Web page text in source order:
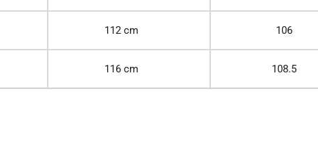
112 cm 106
116 cm 108.5